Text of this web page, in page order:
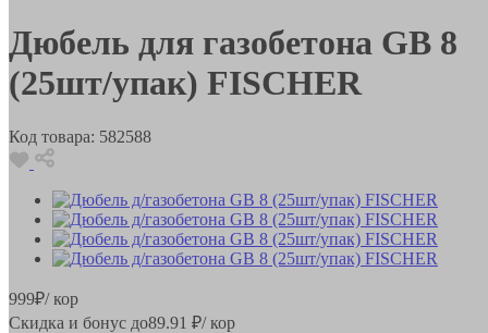
Дюбель для газобетона GB 8
(25шт/упак) FISCHER
Код товара: 582588
999₽/ кор
Скидка и бонус до89.91 ₽/ кор